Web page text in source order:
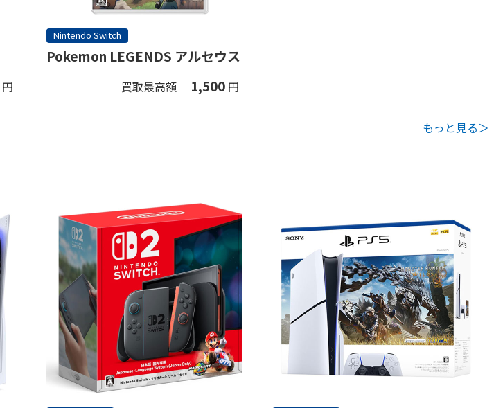
円
Nintendo Switch
Pokemon LEGENDS アルセウス
買取最高額 1,500 円
もっと見る＞